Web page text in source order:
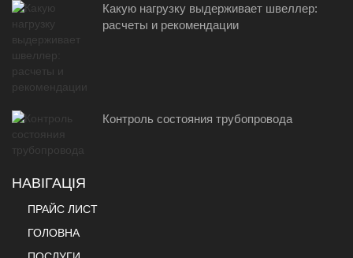
Какую нагрузку выдерживает швеллер:
расчеты и рекомендации
Контроль состояния трубопровода
НАВІГАЦІЯ
ПРАЙС ЛИСТ
ГОЛОВНА